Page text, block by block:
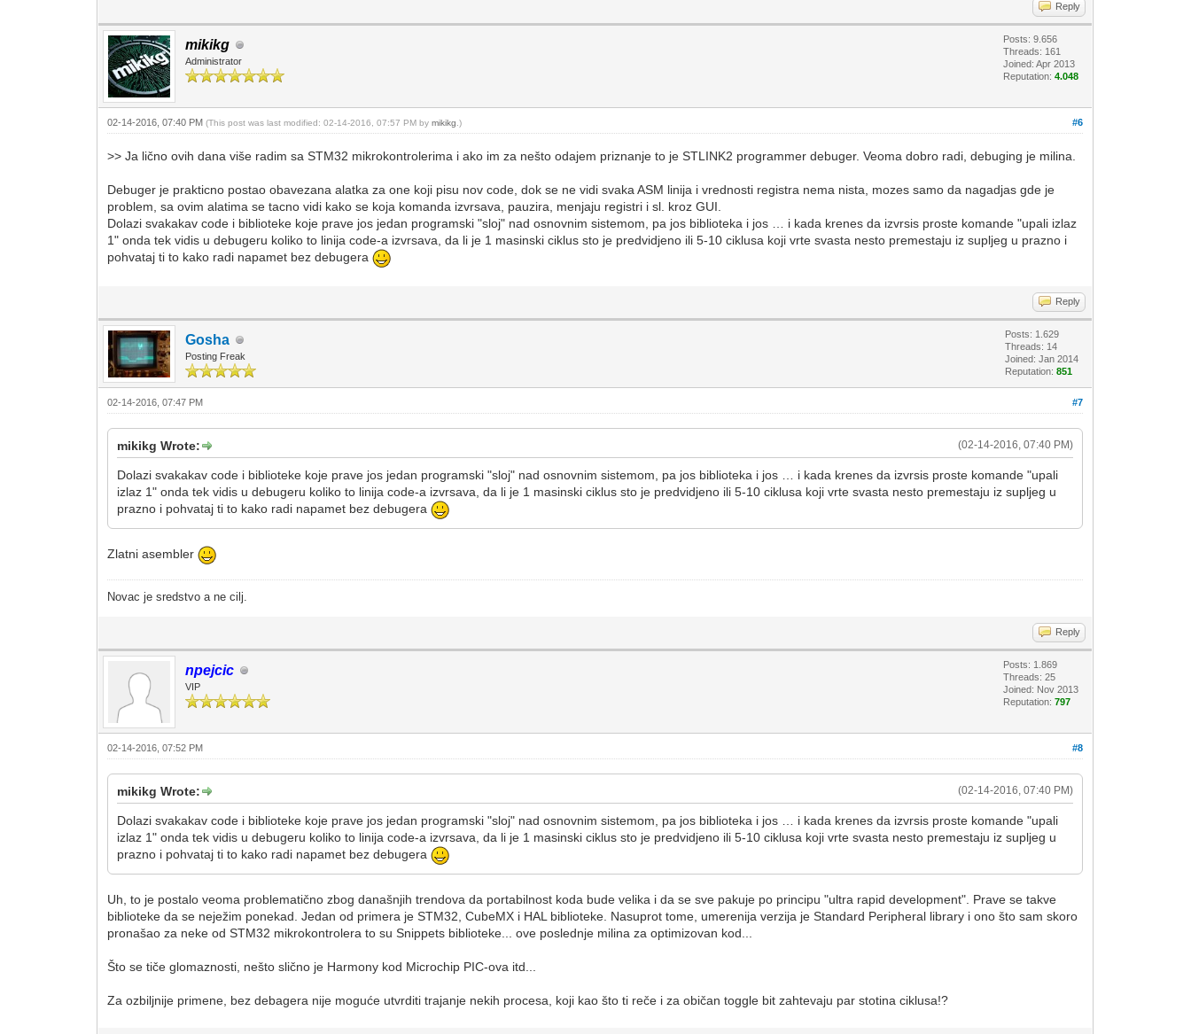
Reply
mikikg
Administrator
Posts: 9.656
Threads: 161
Joined: Apr 2013
Reputation:4.048
#6
02-14-2016, 07:40 PM(This post was last modified: 02-14-2016, 07:57 PM bymikikg .)
>> Ja lično ovih dana više radim sa STM32 mikrokontrolerima i ako im za nešto odajem priznanje to je STLINK2 programmer debuger. Veoma dobro radi, debuging je milina.
Debuger je prakticno postao obavezana alatka za one koji pisu nov code, dok se ne vidi svaka ASM linija i vrednosti registra nema nista, mozes samo da nagadjas gde je
problem, sa ovim alatima se tacno vidi kako se koja komanda izvrsava, pauzira, menjaju registri i sl. kroz GUI.
Dolazi svakakav code i biblioteke koje prave jos jedan programski "sloj" nad osnovnim sistemom, pa jos biblioteka i jos … i kada krenes da izvrsis proste komande "upali izlaz
1" onda tek vidis u debugeru koliko to linija code-a izvrsava, da li je 1 masinski ciklus sto je predvidjeno ili 5-10 ciklusa koji vrte svasta nesto premestaju iz supljeg u prazno i
pohvataj ti to kako radi napamet bez debugera
Reply
Gosha
Posting Freak
Posts: 1.629
Threads: 14
Joined: Jan 2014
Reputation:851
#7
02-14-2016, 07:47 PM
(02-14-2016, 07:40 PM)
mikikg Wrote:
Dolazi svakakav code i biblioteke koje prave jos jedan programski "sloj" nad osnovnim sistemom, pa jos biblioteka i jos … i kada krenes da izvrsis proste komande "upali
izlaz 1" onda tek vidis u debugeru koliko to linija code-a izvrsava, da li je 1 masinski ciklus sto je predvidjeno ili 5-10 ciklusa koji vrte svasta nesto premestaju iz supljeg u
prazno i pohvataj ti to kako radi napamet bez debugera
Zlatni asembler
Novac je sredstvo a ne cilj.
Reply
npejcic
VIP
Posts: 1.869
Threads: 25
Joined: Nov 2013
Reputation:797
#8
02-14-2016, 07:52 PM
(02-14-2016, 07:40 PM)
mikikg Wrote:
Dolazi svakakav code i biblioteke koje prave jos jedan programski "sloj" nad osnovnim sistemom, pa jos biblioteka i jos … i kada krenes da izvrsis proste komande "upali
izlaz 1" onda tek vidis u debugeru koliko to linija code-a izvrsava, da li je 1 masinski ciklus sto je predvidjeno ili 5-10 ciklusa koji vrte svasta nesto premestaju iz supljeg u
prazno i pohvataj ti to kako radi napamet bez debugera
Uh, to je postalo veoma problematično zbog današnjih trendova da portabilnost koda bude velika i da se sve pakuje po principu "ultra rapid development". Prave se takve
biblioteke da se neježim ponekad. Jedan od primera je STM32, CubeMX i HAL biblioteke. Nasuprot tome, umerenija verzija je Standard Peripheral library i ono što sam skoro
pronašao za neke od STM32 mikrokontrolera to su Snippets biblioteke... ove poslednje milina za optimizovan kod...
Što se tiče glomaznosti, nešto slično je Harmony kod Microchip PIC-ova itd...
Za ozbiljnije primene, bez debagera nije moguće utvrditi trajanje nekih procesa, koji kao što ti reče i za običan toggle bit zahtevaju par stotina ciklusa!?